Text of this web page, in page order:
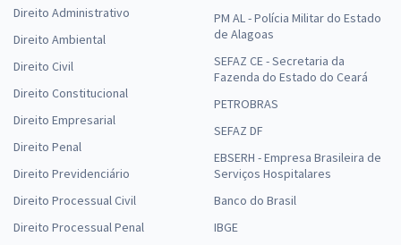
Direito Administrativo
Direito Ambiental
Direito Civil
Direito Constitucional
Direito Empresarial
Direito Penal
Direito Previdenciário
Direito Processual Civil
Direito Processual Penal
PM AL - Polícia Militar do Estado
de Alagoas
SEFAZ CE - Secretaria da
Fazenda do Estado do Ceará
PETROBRAS
SEFAZ DF
EBSERH - Empresa Brasileira de
Serviços Hospitalares
Banco do Brasil
IBGE